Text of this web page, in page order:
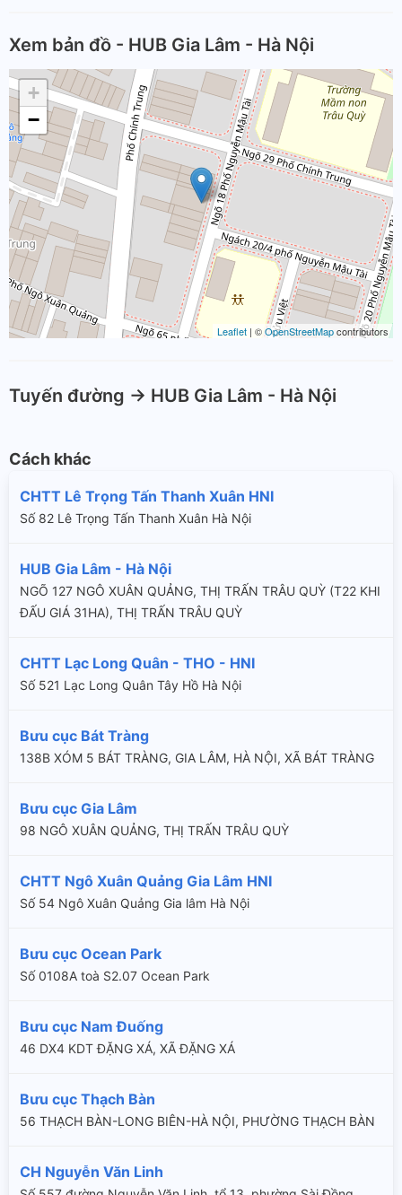
Xem bản đồ - HUB Gia Lâm - Hà Nội
+
−
Leaflet | ©OpenStreetMapcontributors
Tuyến đường -> HUB Gia Lâm - Hà Nội
Cách khác
CHTT Lê Trọng Tấn Thanh Xuân HNI
Số 82 Lê Trọng Tấn Thanh Xuân Hà Nội
HUB Gia Lâm - Hà Nội
NGÕ 127 NGÔ XUÂN QUẢNG, THỊ TRẤN TRÂU QUỲ (T22 KHI
ĐẤU GIÁ 31HA), THỊ TRẤN TRÂU QUỲ
CHTT Lạc Long Quân - THO - HNI
Số 521 Lạc Long Quân Tây Hồ Hà Nội
Bưu cục Bát Tràng
138B XÓM 5 BÁT TRÀNG, GIA LÂM, HÀ NỘI, XÃ BÁT TRÀNG
Bưu cục Gia Lâm
98 NGÔ XUÂN QUẢNG, THỊ TRẤN TRÂU QUỲ
CHTT Ngô Xuân Quảng Gia Lâm HNI
Số 54 Ngô Xuân Quảng Gia lâm Hà Nội
Bưu cục Ocean Park
Số 0108A toà S2.07 Ocean Park
Bưu cục Nam Đuống
46 DX4 KDT ĐẶNG XÁ, XÃ ĐẶNG XÁ
Bưu cục Thạch Bàn
56 THẠCH BÀN-LONG BIÊN-HÀ NỘI, PHƯỜNG THẠCH BÀN
CH Nguyễn Văn Linh